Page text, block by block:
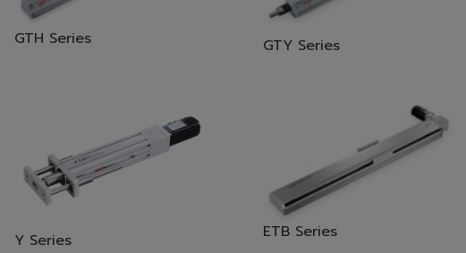
GTH Series GTY Series
Y Series ETB Series